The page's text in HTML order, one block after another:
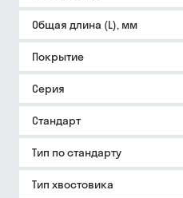
Общая длина (L), мм
Покрытие
Серия
Стандарт
Тип по стандарту
Тип хвостовика